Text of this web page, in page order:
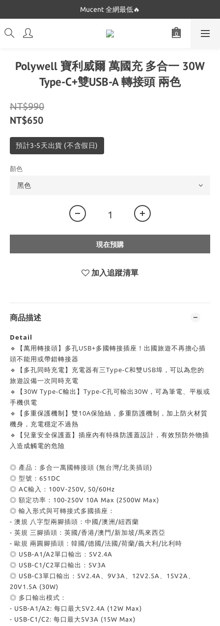
Dickies 最低只要$5XX!!
Mucent 全網最低🔥
Dickies 最低只要$5XX!!
Polywell 寶利威爾 萬國充 多合一 30W
Type-C+雙USB-A 轉接頭 兩色
NT$990
NT$650
預計3-5天出貨 (不含假日)
顏色
現在預購
加入追蹤清單
商品描述
Detail
🔹【萬用轉接頭】多孔USB+多國轉接插座！出國旅遊不再擔心插
頭不能用或帶錯轉接器
🔹
【多孔同時充電】充電器有三Type-C和雙USB埠，可以為您的
旅遊設備一次同時充電
🔹
【30W Type-C輸出】Type-C孔可輸出30W，可為筆電、平板或
手機供電
🔹
【多重保護機制】雙10A保險絲，多重防護機制，加上防火材質
機身，充電穩定不過熱
🔹
【兒童安全保護蓋】插座內有特殊防護蓋設計，有效預防外物插
入造成觸電的危險
◎ 產品：多合一萬國轉接頭 (無台灣/北美插頭)
◎ 型號：651DC
◎ AC輸入：100V-250V, 50/60Hz
◎ 額定功率：100-250V 10A Max (2500W Max)
◎ 輸入形式與可轉接式多國插座：
- 澳規 八字型兩腳插頭：中國/澳洲/紐西蘭
- 英規 三腳插頭：英國/香港/澳門/新加坡/馬來西亞
- 歐規 兩圓腳插頭：韓國/德國/法國/荷蘭/義大利/比利時
◎ USB-A1/A2單口輸出：5V2.4A
◎ USB-C1/C2單口輸出：5V3A
◎ USB-C3單口輸出：5V2.4A、9V3A、12V2.5A、15V2A、
20V1.5A (30W)
◎ 多口輸出模式：
- USB-A1/A2: 每口最大5V2.4A (12W Max)
- USB-C1/C2: 每口最大5V3A (15W Max)